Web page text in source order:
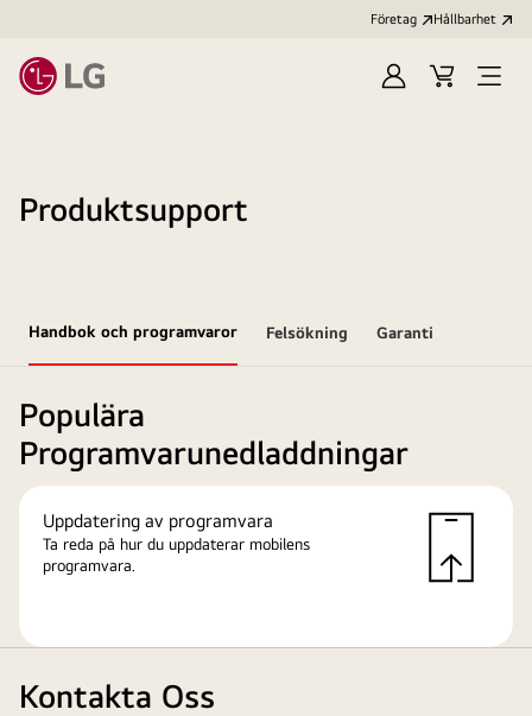
Företag Hållbarhet
LoggaKundvagn
Produktsupport
Handbok och programvaror Felsökning Garanti
Populära
Programvarunedladdningar
Uppdatering av programvara
Ta reda på hur du uppdaterar mobilens
programvara.
Kontakta Oss